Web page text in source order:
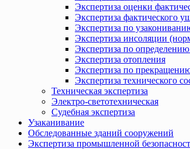
Экспертиза оценки
Экспертиза фактического
Экспертиза по
Экспертиза инсоляции
Экспертиза по
Экспертиза отопления
Экспертиза по
Экспертиза технического
Техническая экспертиза
Электро-светотехническая
Судебная экспертиза
Узаканивание
Обследованные зданий сооружений
Экспертиза промышленной